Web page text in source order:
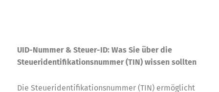
UID-Nummer & Steuer-ID: Was Sie über die
Steueridentifikationsnummer (TIN) wissen sollten
Die Steueridentifikationsnummer (TIN) ermöglicht